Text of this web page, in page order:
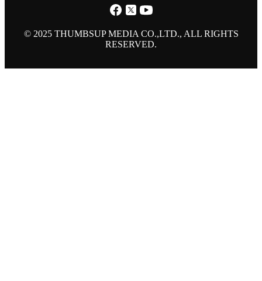
© 2025 THUMBSUP MEDIA CO.,LTD., ALL RIGHTS
RESERVED.